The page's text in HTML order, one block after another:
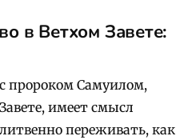
в Ветхом Завете:
пророком Самуилом,
имеет смысл
переживать, как